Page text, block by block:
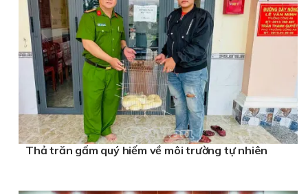
Thả trăn gấm quý hiếm về môi trường tự nhiên